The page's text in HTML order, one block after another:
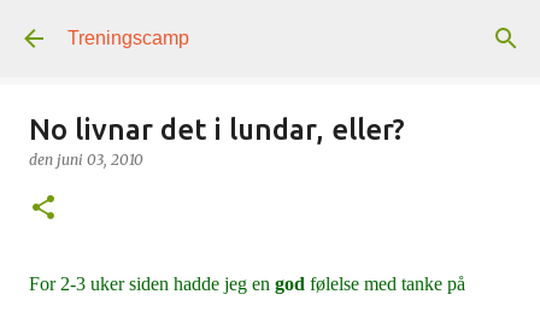
Gå til hovedinnhold
Treningscamp
No livnar det i lundar, eller?
den juni 03, 2010
For 2-3 uker siden hadde jeg en god følelse med tanke på